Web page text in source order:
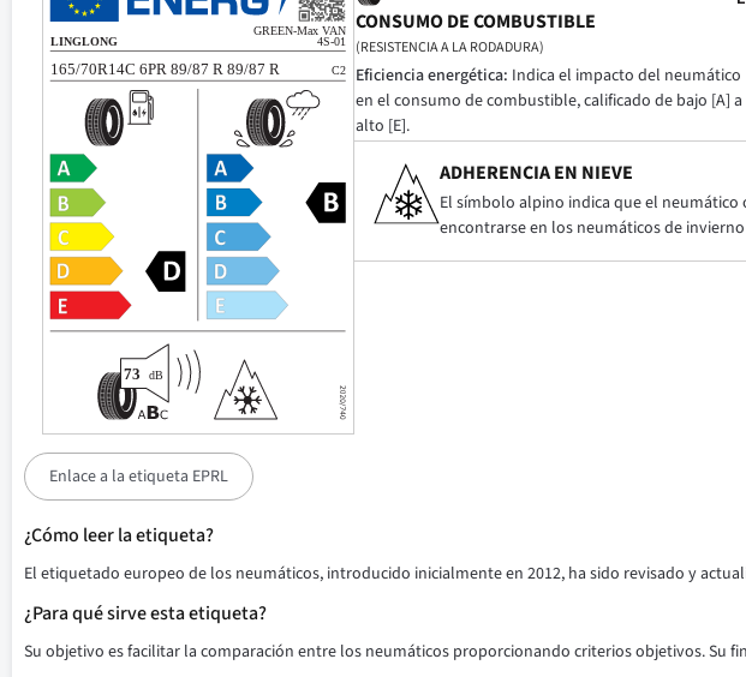
CONSUMO DE COMBUSTIBLE
(RESISTENCIA A LA RODADURA)
Eficiencia energética: Indica el impacto del neumático
en el consumo de combustible, calificado de bajo [A] a
alto [E].
ADHERENCIA EN NIEVE
El símbolo alpino indica que el neumático
encontrarse en los neumáticos de
Enlace a la etiqueta EPRL
¿Cómo leer la etiqueta?
El etiquetado europeo de los neumáticos, introducido inicialmente en 2012, ha sido revisado y
¿Para qué sirve esta etiqueta?
Su objetivo es facilitar la comparación entre los neumáticos proporcionando criterios objetivos. Su